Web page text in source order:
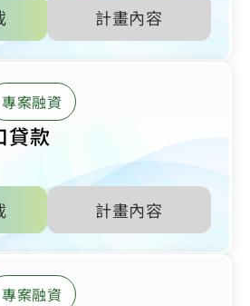
計畫內容
專案融資
貸款
計畫內容
專案融資